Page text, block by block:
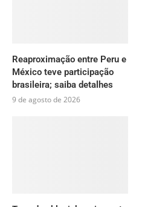
Reaproximação entre Peru e
México teve participação
brasileira; saiba detalhes
9 de agosto de 2026